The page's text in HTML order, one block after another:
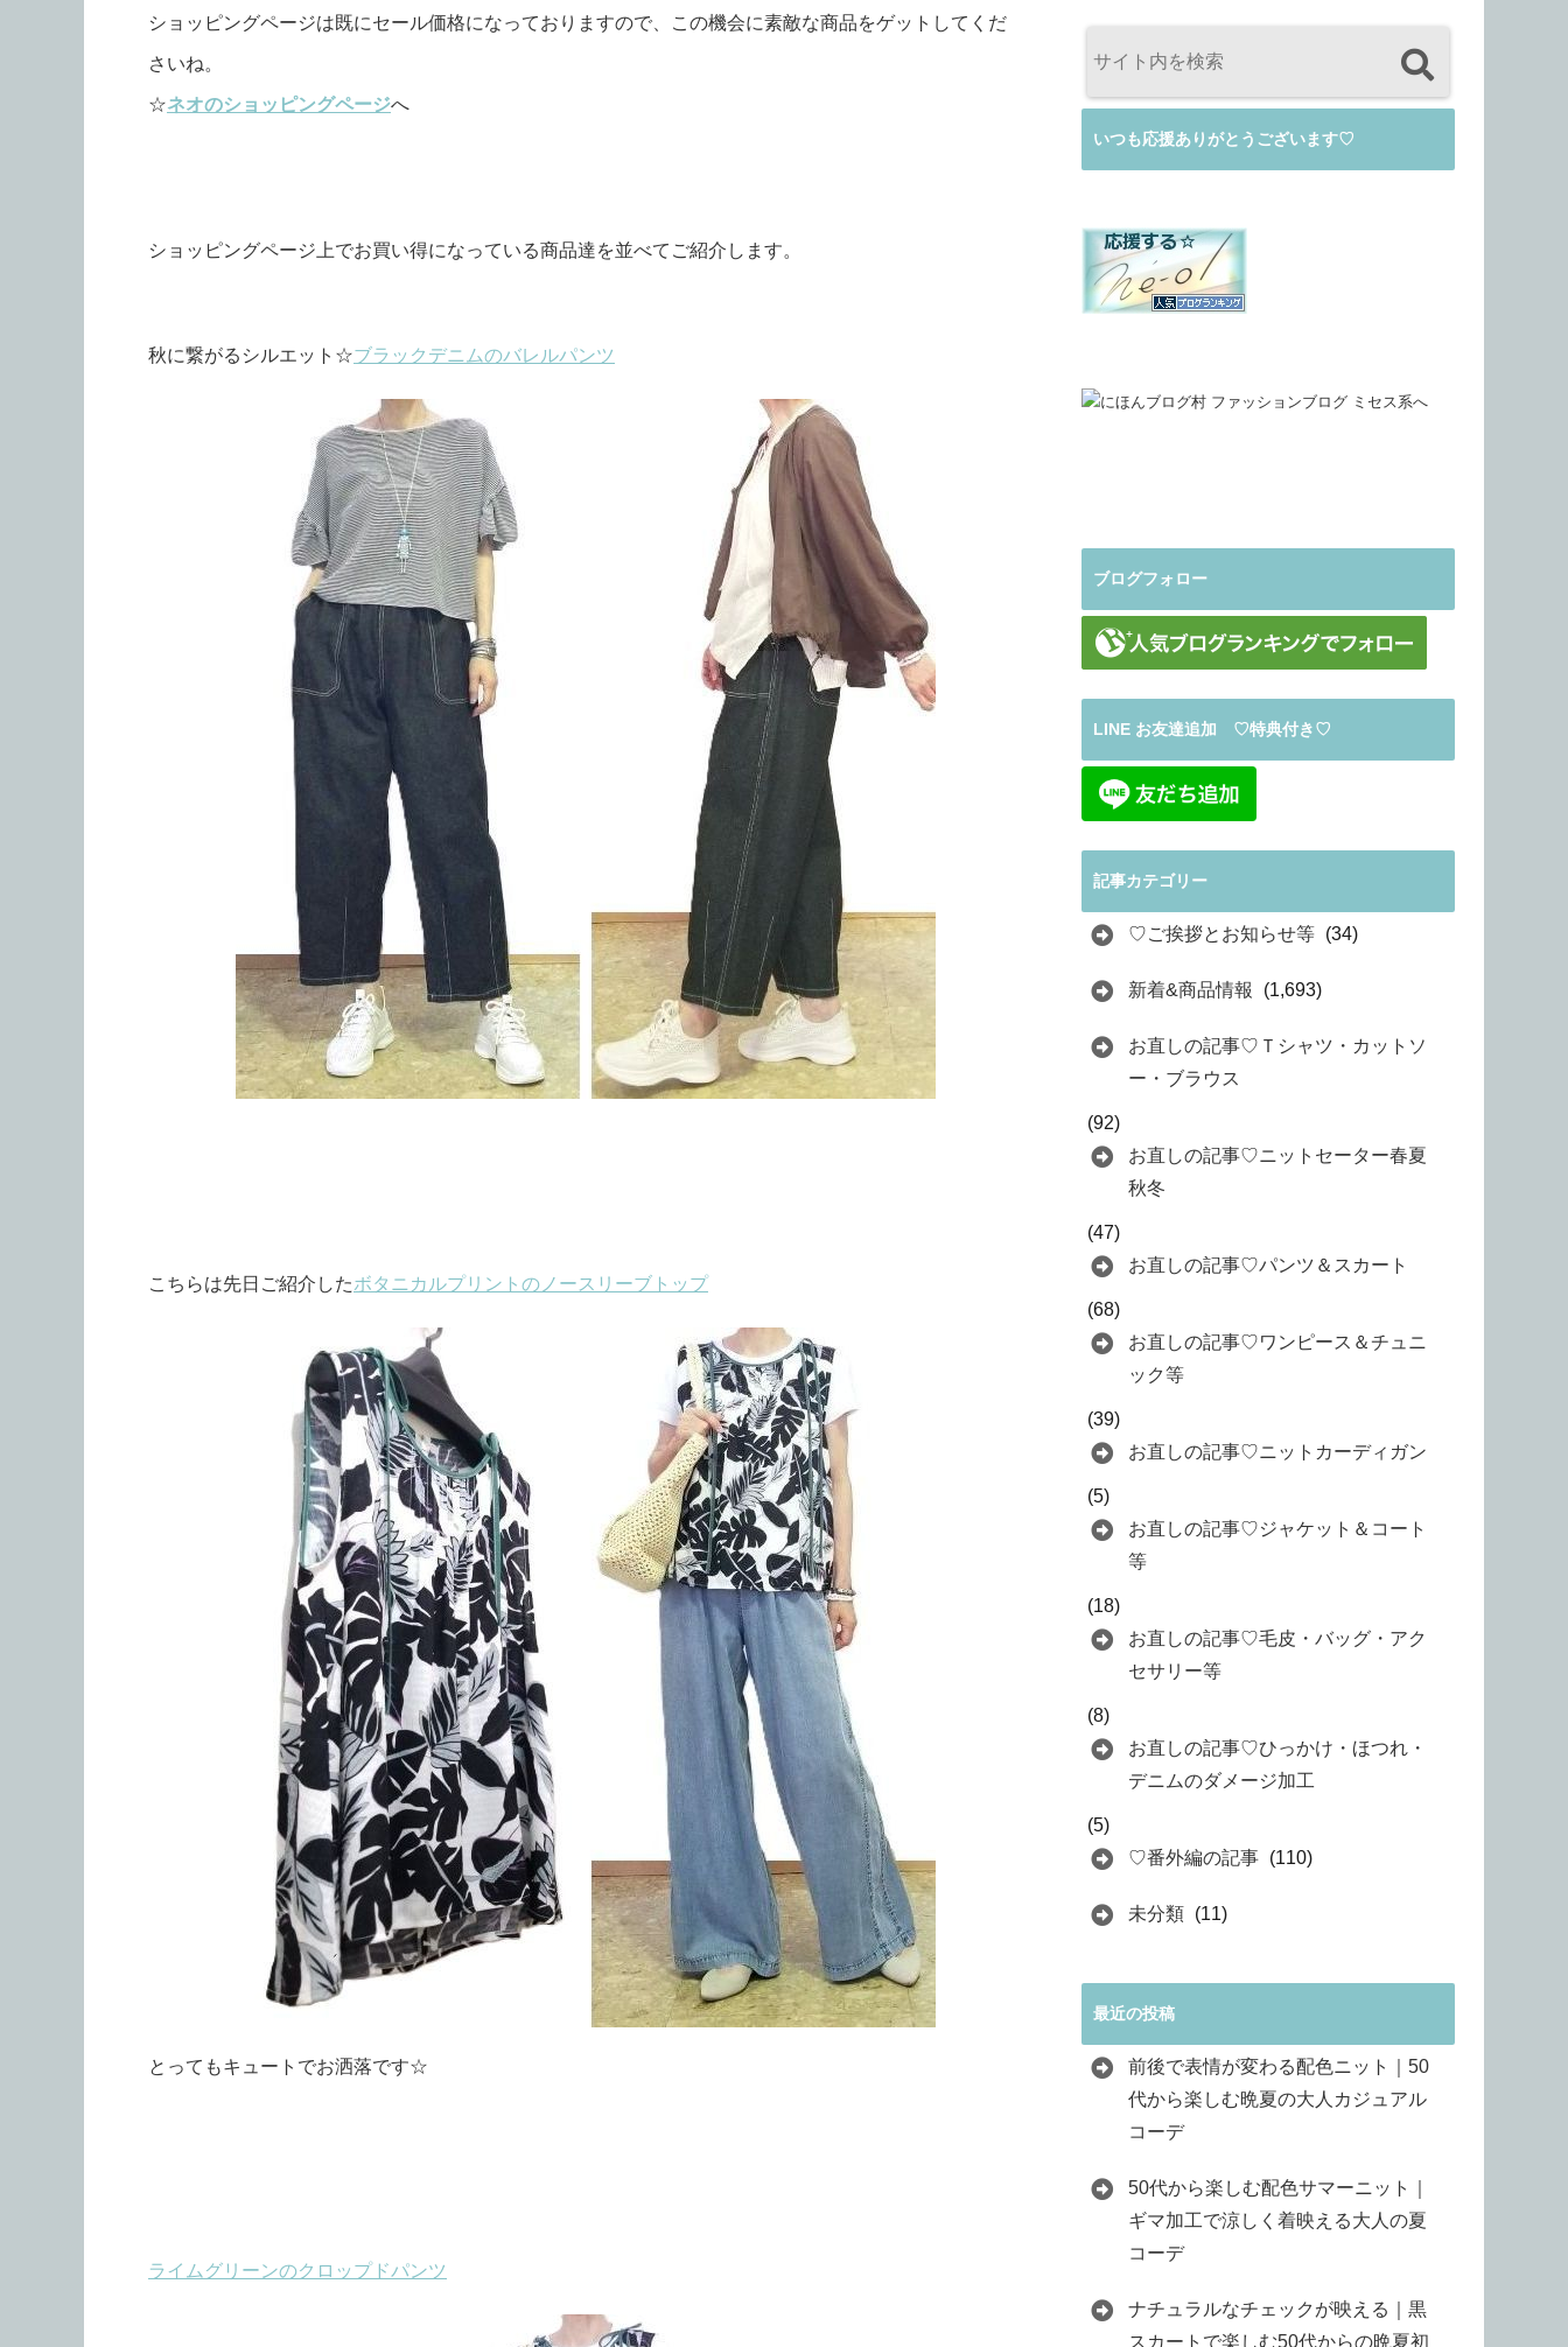
ショッピングページは既にセール価格になっておりますので、この機会に素敵な商品をゲットしてくだ
さいね。
☆ネオのショッピングページへ
ショッピングページ上でお買い得になっている商品達を並べてご紹介します。
秋に繋がるシルエット☆ブラックデニムのバレルパンツ
こちらは先日ご紹介したボタニカルプリントのノースリーブトップ
とってもキュートでお洒落です☆
ライムグリーンのクロップドパンツ
いつも応援ありがとうございます♡
ブログフォロー
LINE お友達追加 ♡特典付き♡
記事カテゴリー
♡ご挨拶とお知らせ等 (34)
新着&商品情報 (1,693)
お直しの記事♡Ｔシャツ・カットソ
ー・ブラウス
(92)
お直しの記事♡ニットセーター春夏
秋冬
(47)
お直しの記事♡パンツ＆スカート
(68)
お直しの記事♡ワンピース＆チュニ
ック等
(39)
お直しの記事♡ニットカーディガン
(5)
お直しの記事♡ジャケット＆コート
等
(18)
お直しの記事♡毛皮・バッグ・アク
セサリー等
(8)
お直しの記事♡ひっかけ・ほつれ・
デニムのダメージ加工
(5)
♡番外編の記事 (110)
未分類 (11)
最近の投稿
前後で表情が変わる配色ニット｜50
代から楽しむ晩夏の大人カジュアル
コーデ
50代から楽しむ配色サマーニット｜
ギマ加工で涼しく着映える大人の夏
コーデ
ナチュラルなチェックが映える｜黒
スカートで楽しむ50代からの晩夏初